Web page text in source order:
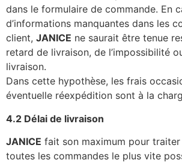
dans le formulaire de commande. En
d’informations manquantes dans les
client, JANICE ne saurait être tenue
retard de livraison, de l’impossibilité
livraison.
Dans cette hypothèse, les frais
éventuelle réexpédition sont à la
4.2 Délai de livraison
JANICE fait son maximum pour
toutes les commandes le plus vite